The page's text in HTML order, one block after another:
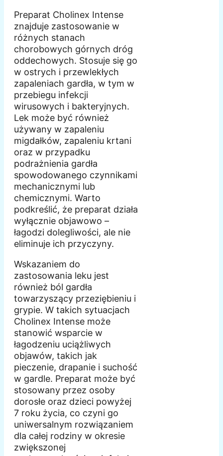
Preparat Cholinex Intense
znajduje zastosowanie w
różnych stanach
chorobowych górnych dróg
oddechowych. Stosuje się go
w ostrych i przewlekłych
zapaleniach gardła, w tym w
przebiegu infekcji
wirusowych i bakteryjnych.
Lek może być również
używany w zapaleniu
migdałków, zapaleniu krtani
oraz w przypadku
podrażnienia gardła
spowodowanego czynnikami
mechanicznymi lub
chemicznymi. Warto
podkreślić, że preparat działa
wyłącznie objawowo –
łagodzi dolegliwości, ale nie
eliminuje ich przyczyny.
Wskazaniem do
zastosowania leku jest
również ból gardła
towarzyszący przeziębieniu i
grypie. W takich sytuacjach
Cholinex Intense może
stanowić wsparcie w
łagodzeniu uciążliwych
objawów, takich jak
pieczenie, drapanie i suchość
w gardle. Preparat może być
stosowany przez osoby
dorosłe oraz dzieci powyżej
7 roku życia, co czyni go
uniwersalnym rozwiązaniem
dla całej rodziny w okresie
zwiększonej